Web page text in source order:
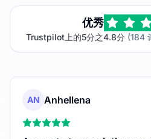
优秀
Trustpilot上的5分之4.8分 (184
AN Anhellena